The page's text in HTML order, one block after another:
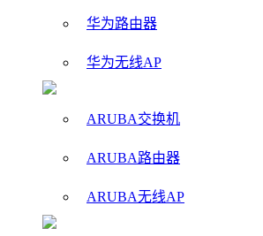
华为路由器
华为无线AP
ARUBA交换机
ARUBA路由器
ARUBA无线AP